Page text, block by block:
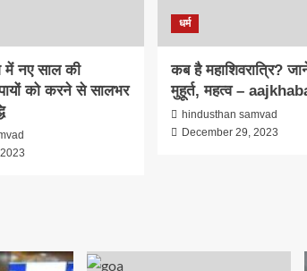
नए साल की
को करने से सालभर
धर्म
कब है महाशिवरात्रि?
मुहूर्त, महत्व –
hindusthan samvad
December 29, 2023